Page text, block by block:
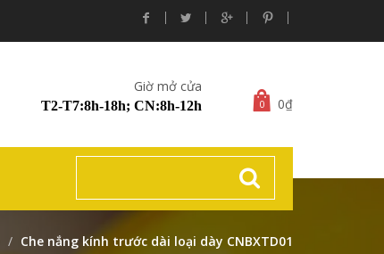
Giờ mở cửa
T2-T7:8h-18h; CN:8h-12h 0 0₫
Che nắng kính trước dài loại dày CNBXTD01